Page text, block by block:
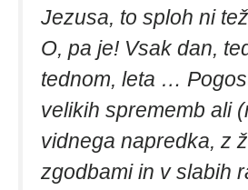
Jezusa, to sploh ni
O, pa je! Vsak dan,
tednom, leta …
velikih sprememb ali
vidnega napredka, z
zgodbami in v slabih